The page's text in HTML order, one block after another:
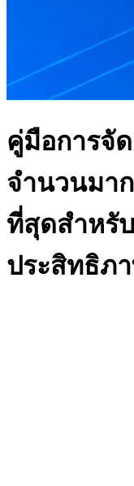
คู่มือการจัด
จำนวนมา
ที่สุดสำหรั
ประสิทธิภ